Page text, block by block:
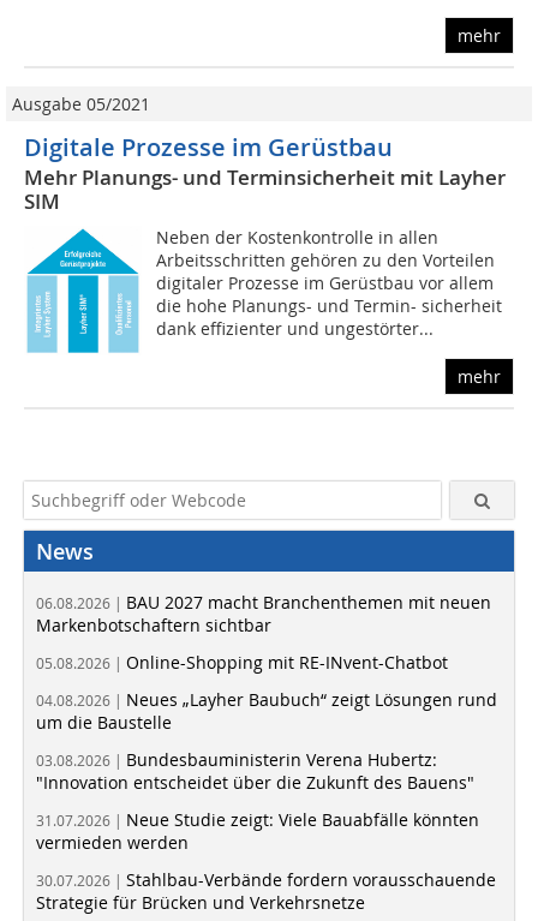
mehr
Ausgabe 05/2021
Digitale Prozesse im Gerüstbau
Mehr Planungs- und Terminsicherheit mit Layher
SIM
Neben der Kostenkontrolle in allen
Arbeitsschritten gehören zu den Vorteilen
digitaler Prozesse im Gerüstbau vor allem
die hohe Planungs- und Termin- sicherheit
dank effizienter und ungestörter...
mehr
News
06.08.2026 | BAU 2027 macht Branchenthemen mit neuen
Markenbotschaftern sichtbar
05.08.2026 | Online-Shopping mit RE-INvent-Chatbot
04.08.2026 | Neues „Layher Baubuch“ zeigt Lösungen rund
um die Baustelle
03.08.2026 | Bundesbauministerin Verena Hubertz:
"Innovation entscheidet über die Zukunft des Bauens"
31.07.2026 | Neue Studie zeigt: Viele Bauabfälle könnten
vermieden werden
30.07.2026 | Stahlbau-Verbände fordern vorausschauende
Strategie für Brücken und Verkehrsnetze